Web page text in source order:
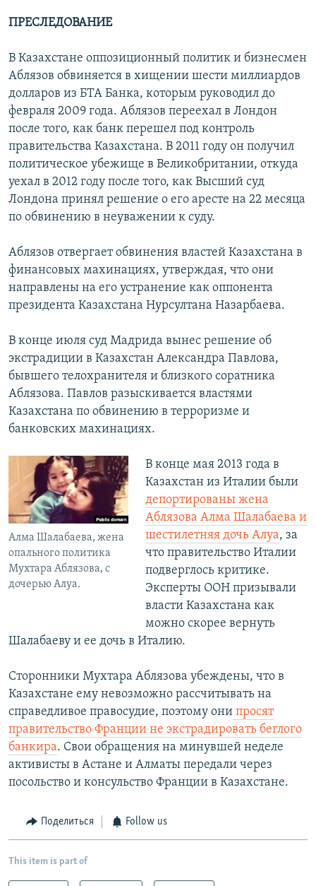
ПРЕСЛЕДОВАНИЕ
В Казахстане оппозиционный политик и бизнесмен
Аблязов обвиняется в хищении шести миллиардов
долларов из БТА Банка, которым руководил до
февраля 2009 года. Аблязов переехал в Лондон
после того, как банк перешел под контроль
правительства Казахстана. В 2011 году он получил
политическое убежище в Великобритании, откуда
уехал в 2012 году после того, как Высший суд
Лондона принял решение о его аресте на 22 месяца
по обвинению в неуважении к суду.
Аблязов отвергает обвинения властей Казахстана в
финансовых махинациях, утверждая, что они
направлены на его устранение как оппонента
президента Казахстана Нурсултана Назарбаева.
В конце июля суд Мадрида вынес решение об
экстрадиции в Казахстан Александра Павлова,
бывшего телохранителя и близкого соратника
Аблязова. Павлов разыскивается властями
Казахстана по обвинению в терроризме и
банковских махинациях.
Алма Шалабаева, жена
опального политика
Мухтара Аблязова, с
дочерью Алуа.
В конце мая 2013 года в
Казахстан из Италии были
депортированы жена
Аблязова Алма Шалабаева и
шестилетняя дочь Алуа, за
что правительство Италии
подверглось критике.
Эксперты ООН призывали
власти Казахстана как
можно скорее вернуть
Шалабаеву и ее дочь в Италию.
Сторонники Мухтара Аблязова убеждены, что в
Казахстане ему невозможно рассчитывать на
справедливое правосудие, поэтому они просят
правительство Франции не экстрадировать беглого
банкира. Свои обращения на минувшей неделе
активисты в Астане и Алматы передали через
посольство и консульство Франции в Казахстане.
Поделиться Follow us
This item is part of